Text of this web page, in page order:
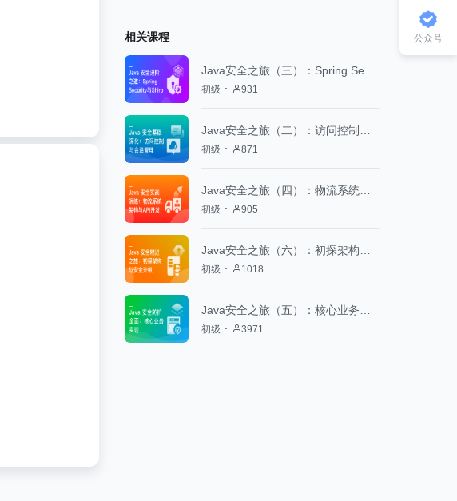
相关课程
初级 931
初级 871
初级 905
初级 1018
初级 3971
公众号